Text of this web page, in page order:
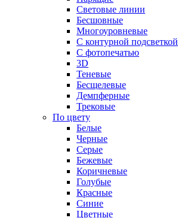
Световые линии
Бесшовные
Многоуровневые
С контурной подсветкой
С фотопечатью
3D
Теневые
Бесщелевые
Демпферные
Трековые
По цвету
Белые
Черные
Серые
Бежевые
Коричневые
Голубые
Красные
Синие
Цветные